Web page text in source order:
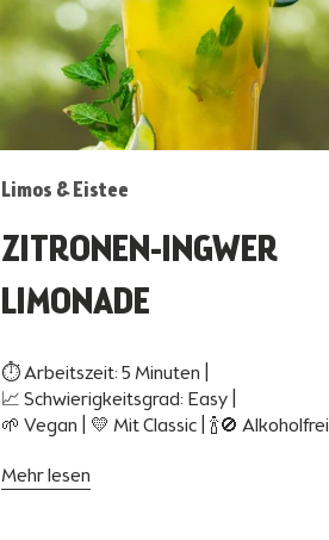
Limos & Eistee
ZITRONEN-INGWER
LIMONADE
⏱ Arbeitszeit: 5 Minuten |
📈 Schwierigkeitsgrad: Easy |
🌱 Vegan | 💛 Mit Classic | 🍾🚫 Alkoholfrei
Mehr lesen